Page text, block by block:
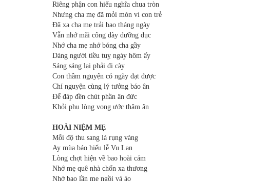
Riêng phận con hiếu nghĩa chua tròn
Nhưng cha mẹ đã mỏi mòn vì con trẻ
Đã xa cha mẹ trải bao tháng ngày
Vẫn nhớ mãi công dày dưỡng dục
Nhớ cha mẹ nhớ bóng cha gầy
Dáng người tiều tuỵ ngày hôm ấy
Sáng sáng lại phải đi cày
Con thầm nguyện có ngày đạt được
Chí nguyện cùng lý tưởng báo ân
Để đáp đền chút phần ân đức
Khỏi phụ lòng vọng ước thâm ân
HOÀI NIỆM MẸ
Mỗi độ thu sang lá rụng vàng
Ay mùa báo hiếu lễ Vu Lan
Lòng chợt hiện về bao hoài cảm
Nhớ mẹ quê nhà chốn xa thương
Nhớ bao lần mẹ ngồi vá áo